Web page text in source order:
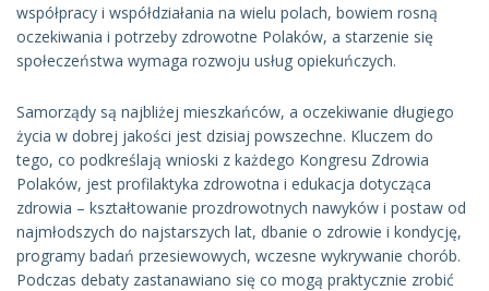
współpracy i współdziałania na wielu polach, bowiem rosną
oczekiwania i potrzeby zdrowotne Polaków, a starzenie się
społeczeństwa wymaga rozwoju usług opiekuńczych.
Samorządy są najbliżej mieszkańców, a oczekiwanie długiego
życia w dobrej jakości jest dzisiaj powszechne. Kluczem do
tego, co podkreślają wnioski z każdego Kongresu Zdrowia
Polaków, jest profilaktyka zdrowotna i edukacja dotycząca
zdrowia – kształtowanie prozdrowotnych nawyków i postaw od
najmłodszych do najstarszych lat, dbanie o zdrowie i kondycję,
programy badań przesiewowych, wczesne wykrywanie chorób.
Podczas debaty zastanawiano się co mogą praktycznie zrobić